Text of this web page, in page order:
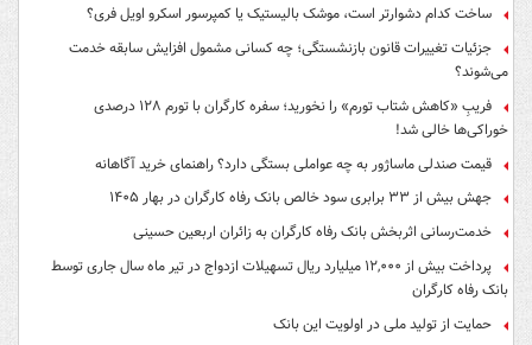
ساخت کدام دشوارتر است، موشک بالیستیک یا کمپرسور اسکرو اویل فری؟
جزئیات تغییرات قانون بازنشستگی؛ چه کسانی مشمول افزایش سابقه خدمت
می‌شوند؟
فریبِ «کاهش شتاب تورم» را نخورید؛ سفره کارگران با تورم ۱۲۸ درصدی
خوراکی‌ها خالی شد!
قیمت صندلی ماساژور به چه عواملی بستگی دارد؟ راهنمای خرید آگاهانه
جهش بیش از ۳۳ برابری سود خالص بانک رفاه کارگران در بهار ۱۴۰۵
خدمت‌رسانی اثربخش بانک رفاه کارگران به زائران اربعین حسینی
پرداخت بیش از ۱۲,۰۰۰ میلیارد ریال تسهیلات ازدواج در تیر ماه سال جاری توسط
بانک رفاه کارگران
حمایت از تولید ملی در اولویت این بانک